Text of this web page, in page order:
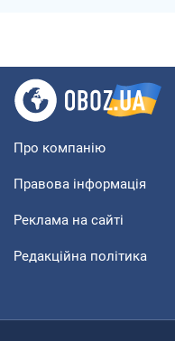
Про компанію
Правова інформація
Реклама на сайті
Редакційна політика